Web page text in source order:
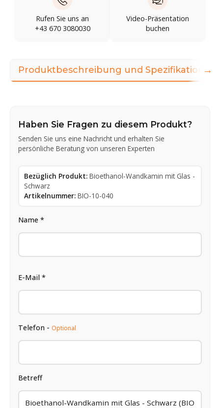
Rufen Sie uns an
+43 670 3080030
Video-Präsentation
buchen
Produktbeschreibung und Spezifikationen
Haben Sie Fragen zu diesem Produkt?
Senden Sie uns eine Nachricht und erhalten Sie
persönliche Beratung von unseren Experten
Bezüglich Produkt: Bioethanol-Wandkamin mit Glas -
Schwarz
Artikelnummer: BIO-10-040
Name *
E-Mail *
Telefon - Optional
Betreff
→